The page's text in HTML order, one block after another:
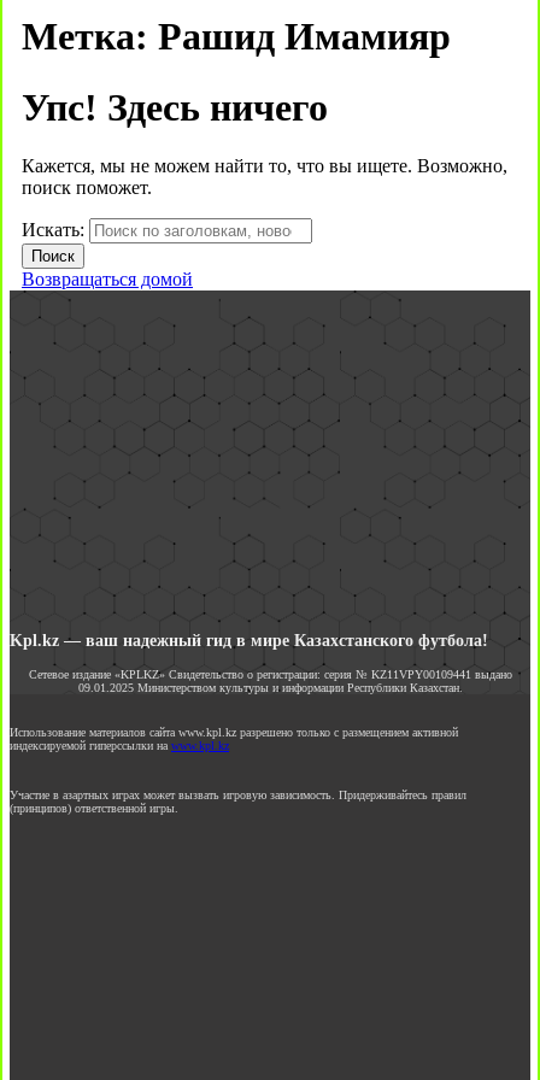
Метка: Рашид Имамияр
Упс! Здесь ничего
Кажется, мы не можем найти то, что вы ищете. Возможно,
поиск поможет.
Искать:
Возвращаться домой
Kpl.kz — ваш надежный гид в мире Казахстанского футбола!
Сетевое издание «KPLKZ» Свидетельство о регистрации: серия № KZ11VPY00109441 выдано
09.01.2025 Министерством культуры и информации Республики Казахстан.
Использование материалов сайта www.kpl.kz разрешено только с размещением активной
индексируемой гиперссылки на www.kpl.kz
Участие в азартных играх может вызвать игровую зависимость. Придерживайтесь правил
(принципов) ответственной игры.